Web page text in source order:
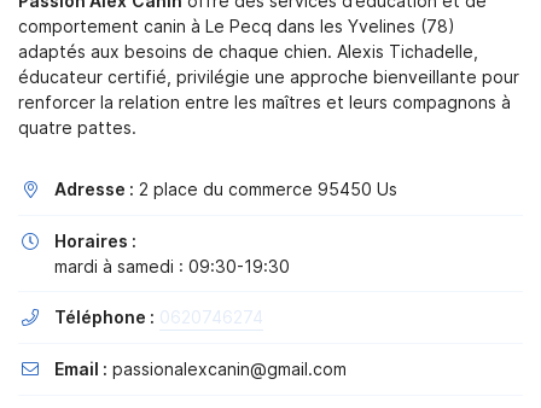
En cochant cette case, vous consentez à recevoir nos propositions
commerciales à l'adresse email indiqué ci-dessus. Vous pouvez vous
désinscrire à tout moment en utilisant
Inscription
comportement canin à Le Pecq dans les Yvelines (78)
adaptés aux besoins de chaque chien. Alexis Tichadelle,
éducateur certifié, privilégie une approche bienveillante pour
renforcer la relation entre les maîtres et leurs compagnons à
quatre pattes.
 Adresse : 2 place du commerce 95450 Us

Horaires :
mardi à samedi : 09:30-19:30
 Téléphone : 0620746274
 Email : passionalexcanin@gmail.com